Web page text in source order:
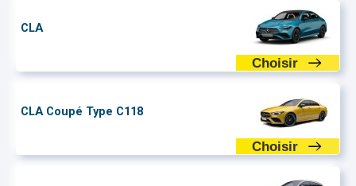
CLA
Choisir
CLA Coupé Type C118
Choisir